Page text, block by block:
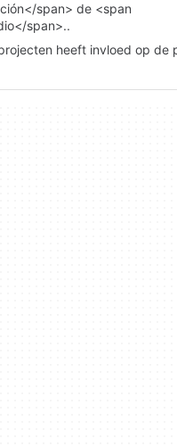
span> de <span
span>..
heeft invloed op de